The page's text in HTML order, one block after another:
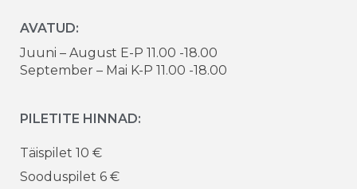
AVATUD:
Juuni – August E-P 11.00 -18.00
September – Mai K-P 11.00 -18.00
PILETITE HINNAD:
Täispilet 10 €
Sooduspilet 6 €